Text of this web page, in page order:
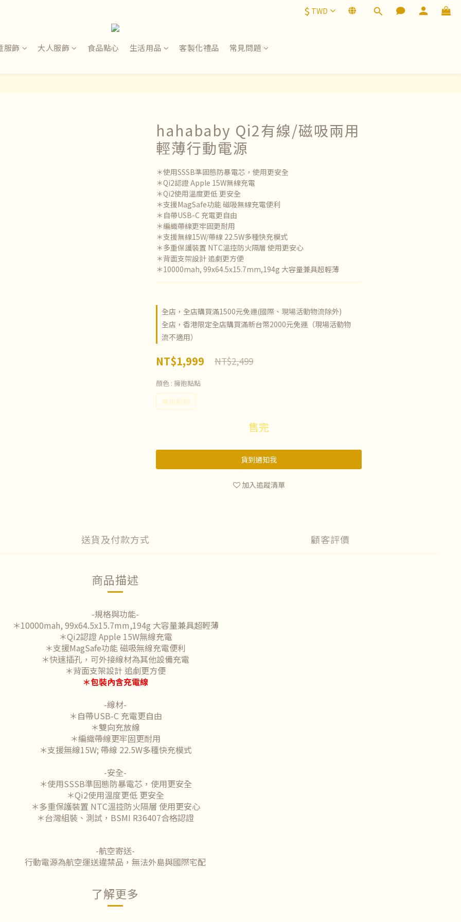
$ TWD
服飾 大人服飾 食品點心 生活用品 客製化禮品 常見問題
hahababy Qi2有線/磁吸兩用
輕薄行動電源
＊使用SSSB準固態防暴電芯，使用更安全
＊Qi2認證 Apple 15W無線充電
＊Qi2使用溫度更低 更安全
＊支援MagSafe功能 磁吸無線充電便利
＊自帶USB-C 充電更自由
＊編織帶線更牢固更耐用
＊支援無線15W/帶線 22.5W多種快充模式
＊多重保護裝置 NTC溫控防火隔層 使用更安心
＊背面支架設計 追劇更方便
＊10000mah, 99x64.5x15.7mm,194g 大容量兼具超輕薄
全店，全店購買滿1500元免運(國際、現場活動物流除外)
全店，香港限定全店購買滿新台幣2000元免運（現場活動物
流不適用）
NT$1,999 NT$2,499
顏色 : 擁抱點點
擁抱點點
售完
貨到通知我
加入追蹤清單
送貨及付款方式 顧客評價
商品描述
-規格與功能-
＊10000mah, 99x64.5x15.7mm,194g 大容量兼具超輕薄
＊Qi2認證 Apple 15W無線充電
＊支援MagSafe功能 磁吸無線充電便利
＊快速插孔，可外接線材為其他設備充電
＊背面支架設計 追劇更方便
＊包裝內含充電線
-線材-
＊自帶USB-C 充電更自由
＊雙向充放線
＊編織帶線更牢固更耐用
＊支援無線15W; 帶線 22.5W多種快充模式
-安全-
＊使用SSSB準固態防暴電芯，使用更安全
＊Qi2使用溫度更低 更安全
＊多重保護裝置 NTC溫控防火隔層 使用更安心
＊台灣組裝、測試，BSMI R36407合格認證
-航空寄送-
行動電源為航空運送違禁品，無法外島與國際宅配
了解更多